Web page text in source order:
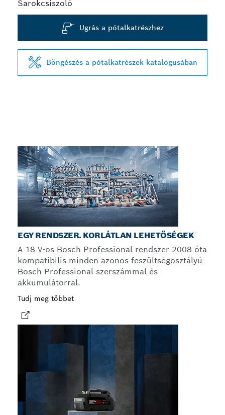
Sarokcsiszoló
Ugrás a pótalkatrészhez
Böngészés a pótalkatrészek katalógusában
EGY RENDSZER. KORLÁTLAN LEHETŐSÉGEK
A 18 V-os Bosch Professional rendszer 2008 óta
kompatibilis minden azonos feszültségosztályú
Bosch Professional szerszámmal és
akkumulátorral.
Tudj meg többet